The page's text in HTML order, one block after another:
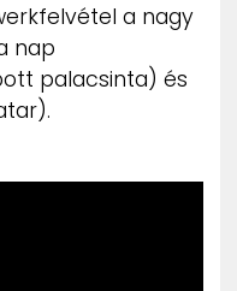
a nagy
nap
palacsinta) és